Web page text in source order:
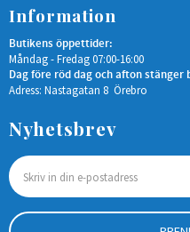
Information
Butikens öppettider:
Måndag - Fredag 07:00-16:00
Dag före röd dag och afton stänger
Adress: Nastagatan 8 Örebro
Nyhetsbrev